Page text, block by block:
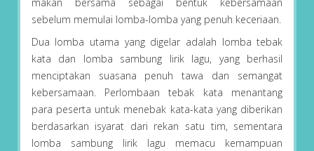
sebelum memulai lomba-lomba yang penuh keceriaan.
Dua lomba utama yang digelar adalah lomba tebak
kata dan lomba sambung lirik lagu, yang berhasil
menciptakan suasana penuh tawa dan semangat
kebersamaan. Perlombaan tebak kata menantang
para peserta untuk menebak kata-kata yang diberikan
berdasarkan isyarat dari rekan satu tim, sementara
lomba sambung lirik lagu memacu kemampuan